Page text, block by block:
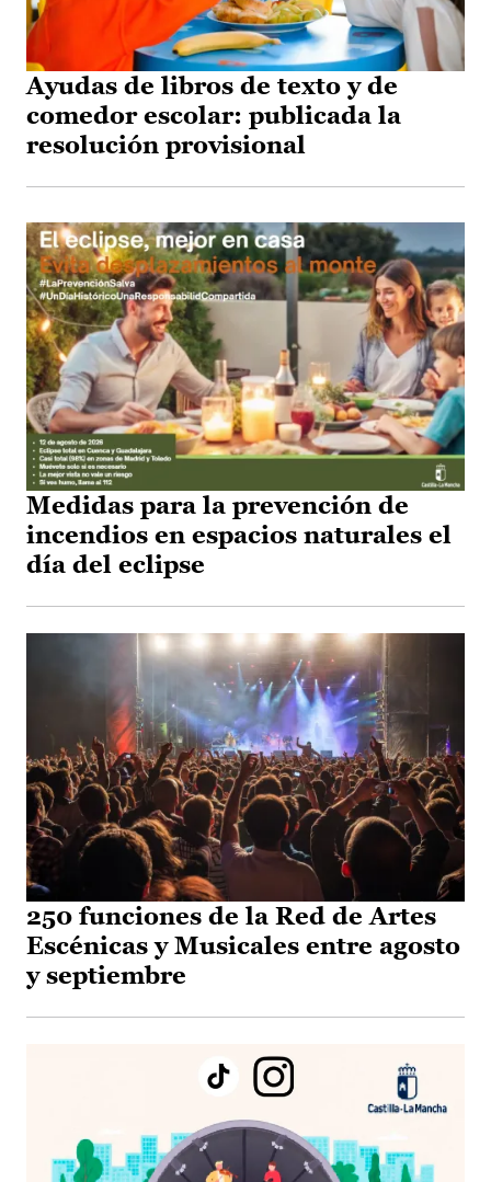
Ayudas de libros de texto y de
comedor escolar: publicada la
resolución provisional
Medidas para la prevención de
incendios en espacios naturales el
día del eclipse
250 funciones de la Red de Artes
Escénicas y Musicales entre agosto
y septiembre